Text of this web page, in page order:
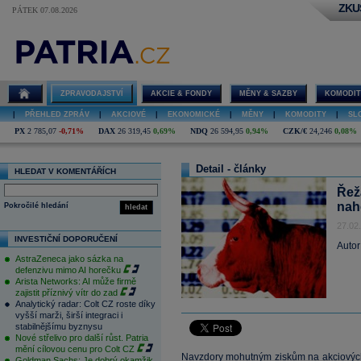
PÁTEK 07.08.2026
ZPRAVODAJSTVÍ AKCIE & FONDY MĚNY & SAZBY
PŘEHLED ZPRÁV AKCIOVÉ EKONOMICKÉ MĚNY KOMODITY
PX 2 785,07 -0,71% DAX 26 319,45 0,69% NDQ 26 594,95 0,94% CZK/€ 24,246 0,08%
HLEDAT V KOMENTÁŘÍCH
hledat
Pokročilé hledání
INVESTIČNÍ DOPORUČENÍ
AstraZeneca jako sázka na
defenzivu mimo AI horečku
Arista Networks: AI může firmě
zajistit příznivý vítr do zad
Analytický radar: Colt CZ roste díky
vyšší marži, širší integraci i
stabilnějšímu byznysu
Nové střelivo pro další růst. Patria
mění cílovou cenu pro Colt CZ
Detail - články
Navzdory mohutným ziskům na